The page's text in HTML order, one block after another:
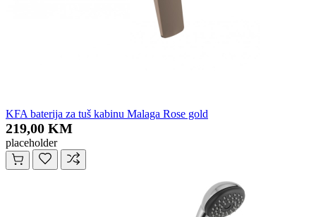
KFA baterija za tuš kabinu Malaga Rose gold
219,00 KM
placeholder